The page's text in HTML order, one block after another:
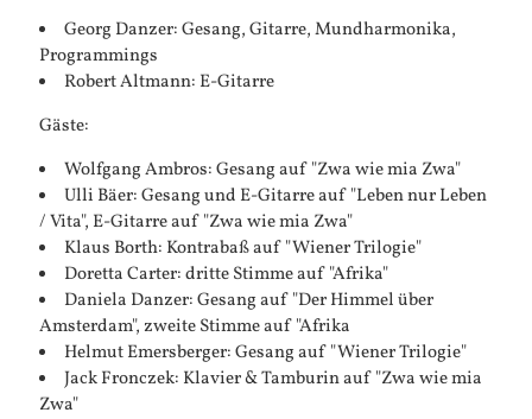
Georg Danzer: Gesang, Gitarre, Mundharmonika,
Programmings
Robert Altmann: E-Gitarre
Gäste:
Wolfgang Ambros: Gesang auf "Zwa wie mia Zwa"
Ulli Bäer: Gesang und E-Gitarre auf "Leben nur Leben
/ Vita", E-Gitarre auf "Zwa wie mia Zwa"
Klaus Borth: Kontrabaß auf "Wiener Trilogie"
Doretta Carter: dritte Stimme auf "Afrika"
Daniela Danzer: Gesang auf "Der Himmel über
Amsterdam", zweite Stimme auf "Afrika
Helmut Emersberger: Gesang auf "Wiener Trilogie"
Jack Fronczek: Klavier & Tamburin auf "Zwa wie mia
Zwa"